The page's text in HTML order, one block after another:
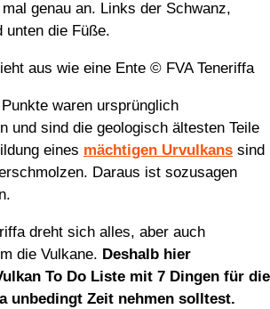
genau an. Links der Schwanz,
unten die Füße.
waren ursprünglich
und sind die geologisch ältesten Teile
eines mächtigen Urvulkans sind
Daraus ist sozusagen
dreht sich alles, aber auch
die Vulkane. Deshalb hier
To Do Liste mit 7 Dingen für die
unbedingt Zeit nehmen solltest.